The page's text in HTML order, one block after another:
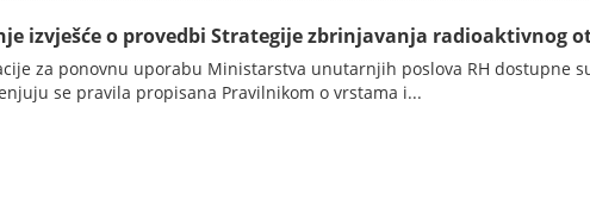
izvješće o provedbi Strategije zbrinjavanja radioaktivnog
za ponovnu uporabu Ministarstva unutarnjih poslova RH dostupne
se pravila propisana Pravilnikom o vrstama i...